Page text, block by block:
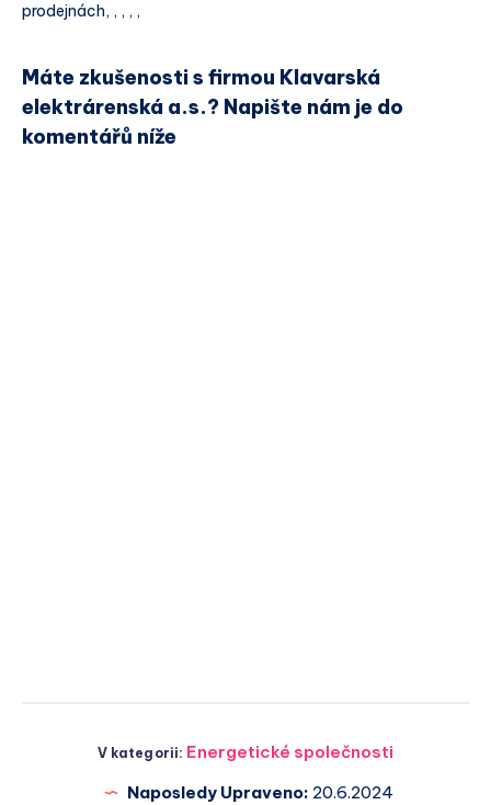
prodejnách, , , , ,
Máte zkušenosti s firmou Klavarská
elektrárenská a.s.? Napište nám je do
komentářů níže
V kategorii: Energetické společnosti
Naposledy Upraveno: 20.6.2024